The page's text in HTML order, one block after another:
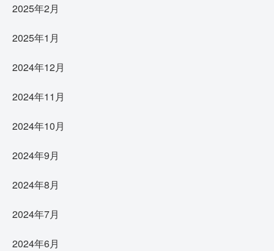
2025年2月
2025年1月
2024年12月
2024年11月
2024年10月
2024年9月
2024年8月
2024年7月
2024年6月